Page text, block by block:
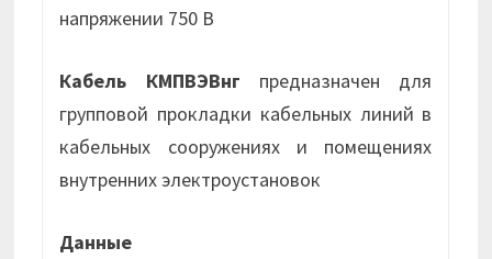
напряжении 750 В
Кабель КМПВЭВнг предназначен для
групповой прокладки кабельных линий в
кабельных сооружениях и помещениях
внутренних электроустановок
Данные